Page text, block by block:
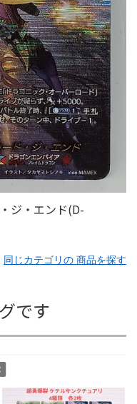
同じカテゴリの 商品を探す
です